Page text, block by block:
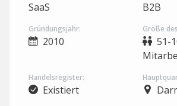
SaaS B2B
Gründungsjahr:
2010
Größe
51-
Handelsregister:
Existiert